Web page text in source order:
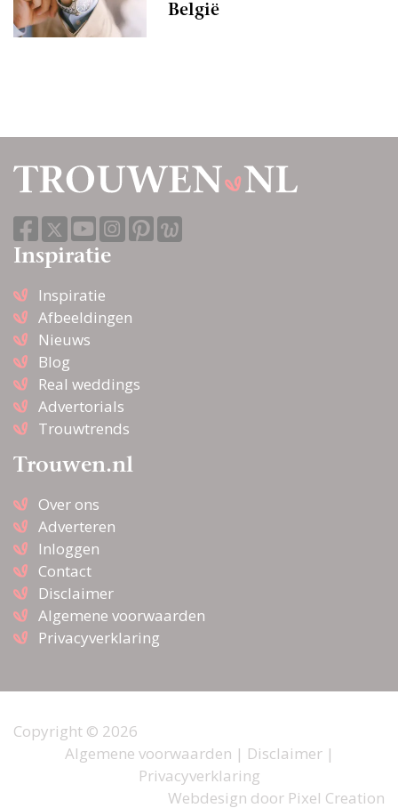
België
Inspiratie
Inspiratie
Afbeeldingen
Nieuws
Blog
Real weddings
Advertorials
Trouwtrends
Trouwen.nl
Over ons
Adverteren
Inloggen
Contact
Disclaimer
Algemene voorwaarden
Privacyverklaring
Copyright © 2026
Algemene voorwaarden | Disclaimer|
Privacyverklaring
Webdesign door Pixel Creation